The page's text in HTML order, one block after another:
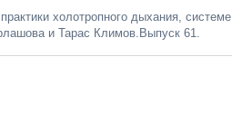
холотропного дыхания, системе
и Тарас Климов.Выпуск 61.